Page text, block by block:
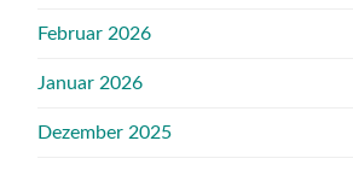
Februar 2026
Januar 2026
Dezember 2025